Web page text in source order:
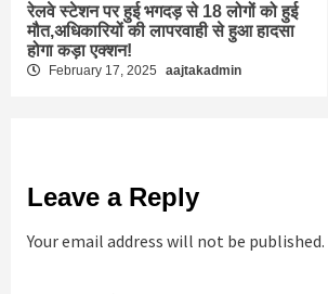
रेलवे स्टेशन पर हुई भगदड़ से 18 लोगों को हुई
मौत,अधिकारियों की लापरवाही से हुआ हादसा
होगा कड़ा एक्शन!
February 17, 2025 aajtakadmin
Leave a Reply
Your email address will not be published.